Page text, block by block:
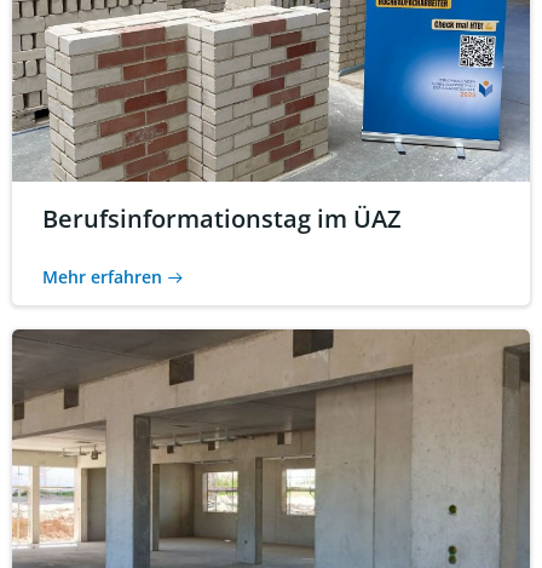
Berufsinformationstag im ÜAZ
Mehr erfahren